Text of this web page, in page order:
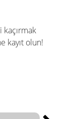
kaçırmak
kayıt olun!